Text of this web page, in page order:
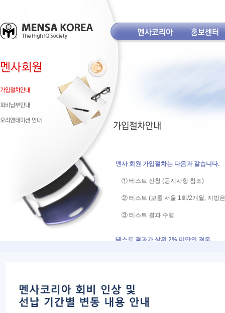
멘사 회원 가입절차는 다음과 같습니다.
① 테스트 신청 (공지사항 참조)
② 테스트 (보통 서울 1회/2개월, 지방
③ 테스트 결과 수령
테스트 결과가 상위 2% 미만인 경우
④ 가입비/연회비 납부